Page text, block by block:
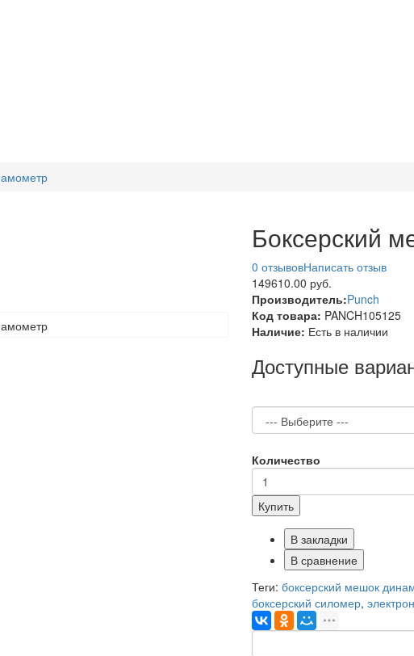
Боксерский
0 отзывовНаписать отзыв
149610.00 руб.
Производитель:Punch
Код товара: PANCH105125
Наличие: Есть в наличии
Доступные
Количество
Купить
В закладки
В сравнение
Теги: боксерский мешок
боксерский силомер,